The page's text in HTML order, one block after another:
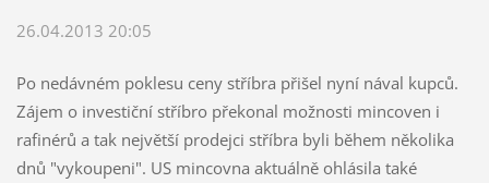
26.04.2013 20:05
Po nedávném poklesu ceny stříbra přišel nyní nával kupců.
Zájem o investiční stříbro překonal možnosti mincoven i
rafinérů a tak největší prodejci stříbra byli během několika
dnů "vykoupeni". US mincovna aktuálně ohlásila také